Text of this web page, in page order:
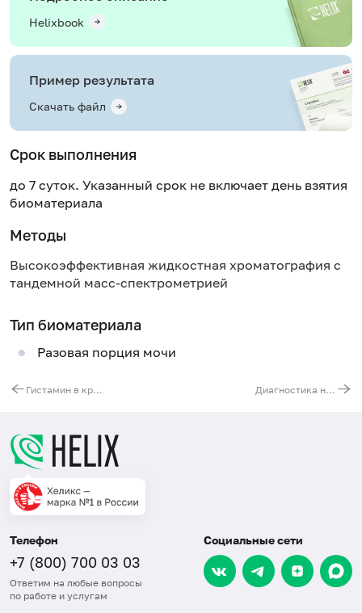
Helixbook
Пример результата
Скачать файл
Срок выполнения
до 7 суток. Указанный срок не включает день взятия
биоматериала
Методы
Высокоэффективная жидкостная хроматография с
тандемной масс-спектрометрией
Тип биоматериала
Разовая порция мочи
Гистамин в крови Диагностика нарушения обмена пуринов и пиримидинов в моче
Телефон
+7 (800) 700 03 03
Ответим на любые вопросы
по работе и услугам
Социальные сети